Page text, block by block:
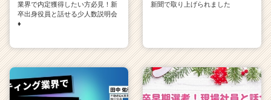
業界で内定獲得したい方必見！新
卒出身役員と話せる少人数説明会
♦
新聞で取り上げられました